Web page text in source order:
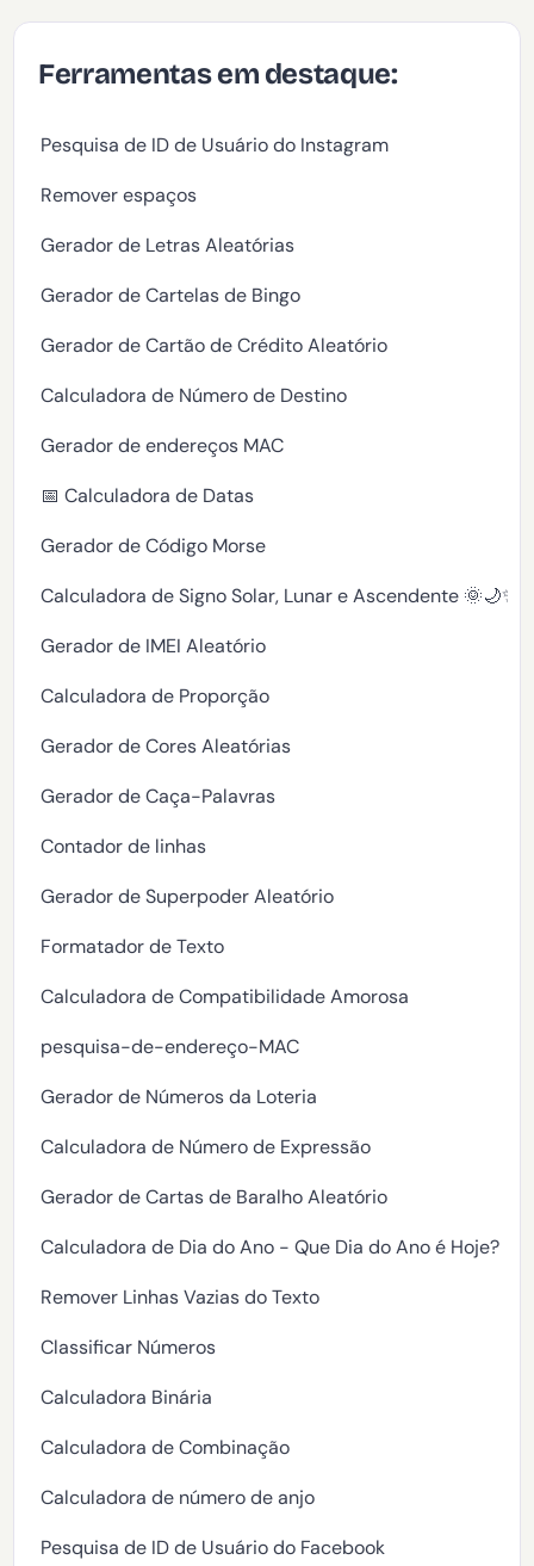
Ferramentas em destaque:
Pesquisa de ID de Usuário do Instagram
Remover espaços
Gerador de Letras Aleatórias
Gerador de Cartelas de Bingo
Gerador de Cartão de Crédito Aleatório
Calculadora de Número de Destino
Gerador de endereços MAC
📅 Calculadora de Datas
Gerador de Código Morse
Calculadora de Signo Solar, Lunar e Ascendente 🌞🌙✨
Gerador de IMEI Aleatório
Calculadora de Proporção
Gerador de Cores Aleatórias
Gerador de Caça-Palavras
Contador de linhas
Gerador de Superpoder Aleatório
Formatador de Texto
Calculadora de Compatibilidade Amorosa
pesquisa-de-endereço-MAC
Gerador de Números da Loteria
Calculadora de Número de Expressão
Gerador de Cartas de Baralho Aleatório
Calculadora de Dia do Ano - Que Dia do Ano é Hoje?
Remover Linhas Vazias do Texto
Classificar Números
Calculadora Binária
Calculadora de Combinação
Calculadora de número de anjo
Pesquisa de ID de Usuário do Facebook